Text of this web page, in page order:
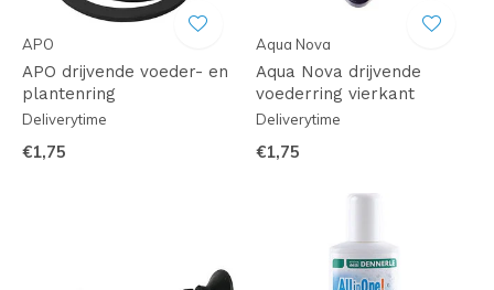
APO
APO drijvende voeder- en
plantenring
Deliverytime
€1,75
Aqua Nova
Aqua Nova drijvende
voederring vierkant
Deliverytime
€1,75